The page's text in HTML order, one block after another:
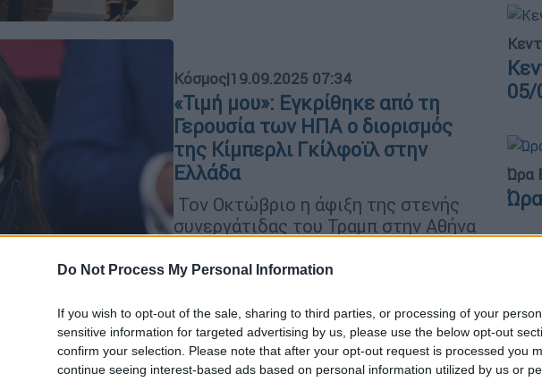
Do Not Process My Personal Information
If you wish to opt-out of the sale, sharing to third parties, or processing of your
sensitive information for targeted advertising by us, please use the below opt-out
confirm your selection. Please note that after your opt-out request is processed you
continue seeing interest-based ads based on personal information utilized by us or
Κόσμος|19.09.2025 07:34
«Τιμή μου»: Εγκρίθηκε από τη
Γερουσία των ΗΠΑ ο διορισμός
της Κίμπερλι Γκίλφοϊλ στην
Ελλάδα
Τον Οκτώβριο η άφιξη της στενής
συνεργάτιδας του Τραμπ στην Αθήνα
Ελλάδα|04.08.2023 22:10
Σάλος με την ανευθυνότητα
αστυνομικού: Φαίνεται σε βίντεο
05/
Ώρα